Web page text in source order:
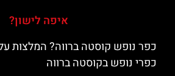
איפה לישון?
כפר נופש קוסטה ברווה? המלצות
כפרי נופש בקוסטה ברווה